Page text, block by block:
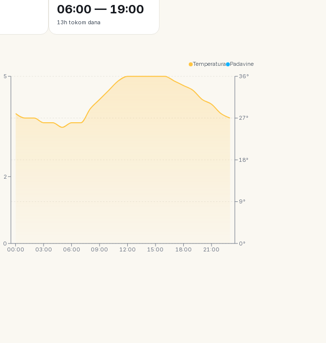
06:00 — 19:00
13h tokom dana
Temperatura Padavine
00:00 03:00 06:00 09:00 12:00 15:00 18:00 21:00
0°
9°
18°
27°
36°
0
2
5